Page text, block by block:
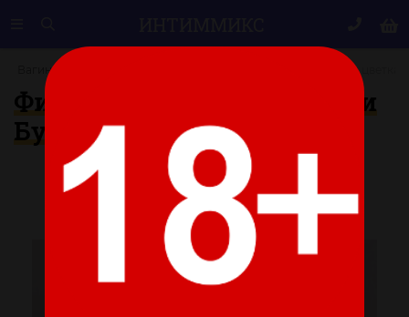
Вагинальные шарики Фигурные розовые шарики Бутон цветка
Фигурные розовые шарики
Бутон цветка